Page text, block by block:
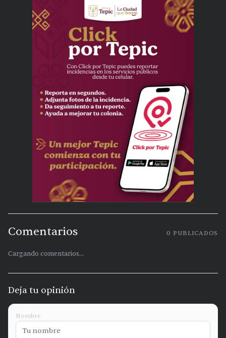
Comentarios 0 PUBLICADOS
Cargando comentarios...
Deja tu opinión
Nombre